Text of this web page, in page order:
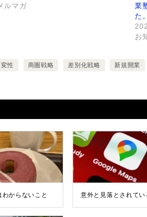
ルマガ
業
た。
お
性 商圏戦略 差別化戦略 新規開業
わからないこと 意外と見落とされてい